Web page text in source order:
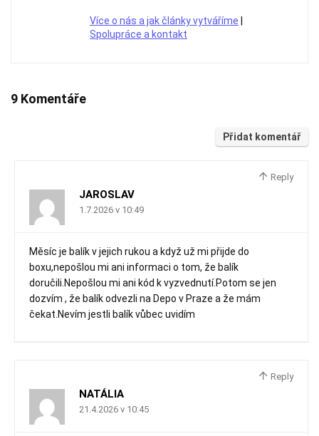
Více o nás a jak články vytváříme
Spolupráce a kontakt
9 Komentáře
Přidat komentář
Reply
JAROSLAV
1.7.2026 v 10:49
Měsíc je balík v jejich rukou a když už mi přijde do
boxu,nepošlou mi ani informaci o tom, že balík
doručili.Nepošlou mi ani kód k vyzvednutí.Potom se jen
dozvím , že balík odvezli na Depo v Praze a že mám
čekat.Nevím jestli balík vůbec uvidím
Reply
NATÁLIA
21.4.2026 v 10:45